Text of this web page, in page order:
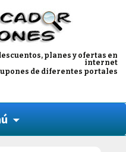
planes y ofertas en
internet
de diferentes portales